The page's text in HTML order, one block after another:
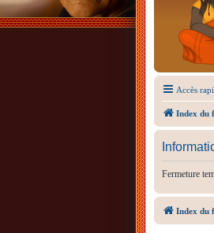
Accès
Index du
Fermeture
Index du